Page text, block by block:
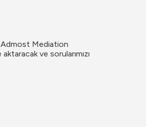
Admost Mediation
ve sorularımızı